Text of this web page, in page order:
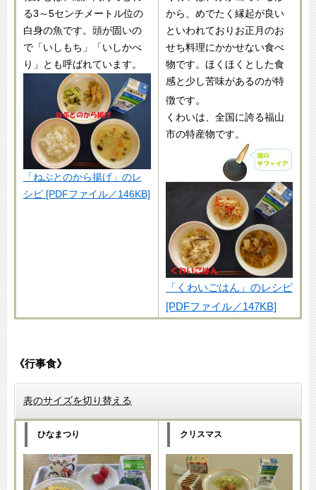
る3～5センチメートル位の
白身の魚です。頭が固いの
で「いしもち」「いしかべ
り」とも呼ばれています。
「ねぶとのから揚げ」のレ
シピ [PDFファイル／146KB]
から、めでたく縁起が良い
といわれておりお正月のお
せち料理にかかせない食べ
物です。ほくほくとした食
感と少し苦味があるのが特
徴です 。
くわいは、全国に誇る福山
市の特産物です。
「くわいごはん」のレシピ
[PDFファイル／147KB]
《行事食》
表のサイズを切り替える
ひなまつり クリスマス